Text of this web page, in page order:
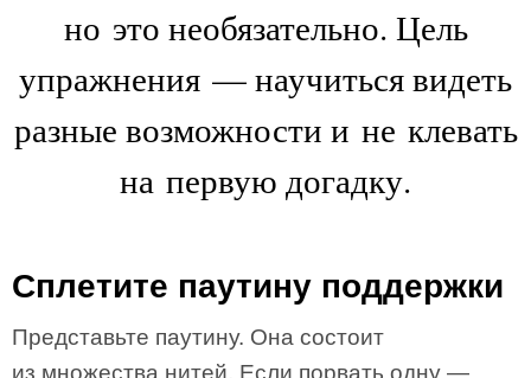
но это необязательно. Цель
упражнения — научиться видеть
разные возможности и не клевать
на первую догадку.
Сплетите паутину поддержки
Представьте паутину. Она состоит
из множества нитей. Если порвать одну —